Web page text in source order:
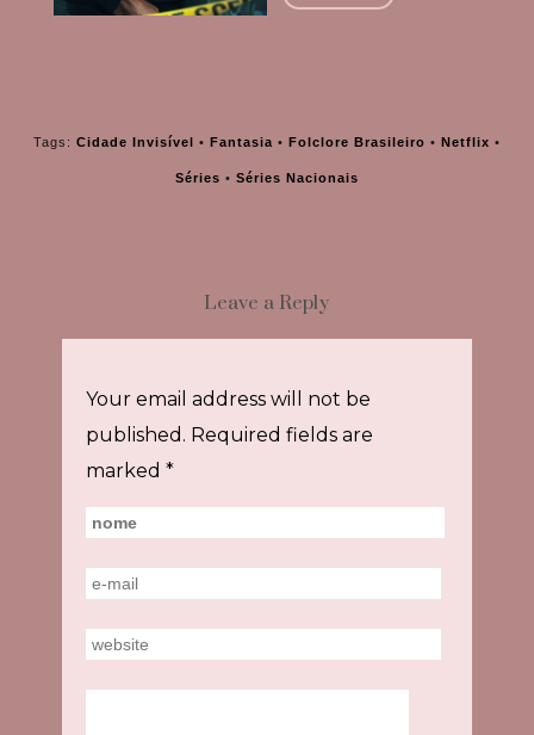
Tags: Cidade Invisível • Fantasia • Folclore Brasileiro • Netflix •
Séries • Séries Nacionais
Leave a Reply
Your email address will not be
published. Required fields are
marked *